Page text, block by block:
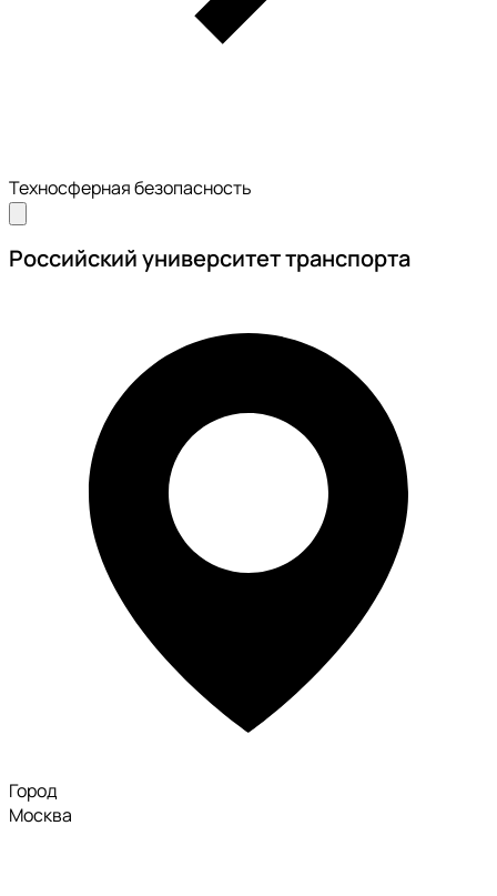
Техносферная безопасность
Российский университет транспорта
Город
Москва